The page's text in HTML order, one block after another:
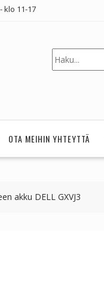
klo 11-17
Etsi
OTA MEIHIN YHTEYTTÄ
akku DELL GXVJ3